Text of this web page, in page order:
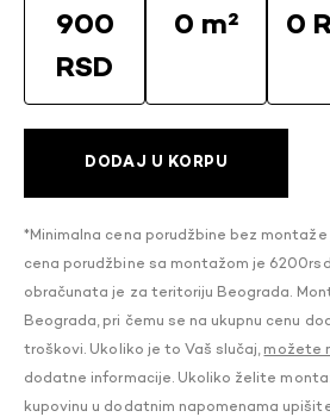
900
RSD
0 m² 0
DODAJ U KORPU
*Minimalna cena porudžbine bez montaže
cena porudžbine sa montažom je
obračunata je za teritoriju Beograda.
Beograda, pri čemu se na ukupnu cenu
troškovi. Ukoliko je to Vaš slučaj, možete
dodatne informacije. Ukoliko želite
kupovinu u dodatnim napomenama